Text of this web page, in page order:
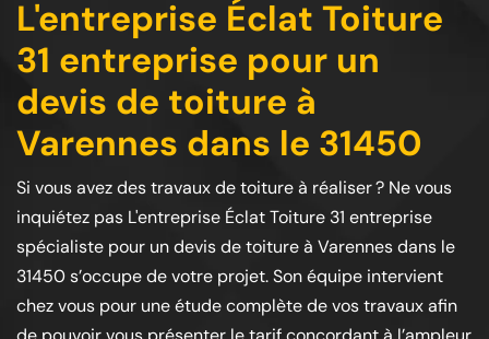
L'entreprise Éclat Toiture
31 entreprise pour un
devis de toiture à
Varennes dans le 31450
Si vous avez des travaux de toiture à réaliser ? Ne vous
inquiétez pas L'entreprise Éclat Toiture 31 entreprise
spécialiste pour un devis de toiture à Varennes dans le
31450 s’occupe de votre projet. Son équipe intervient
chez vous pour une étude complète de vos travaux afin